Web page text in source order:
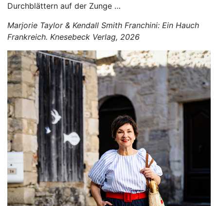
Durchblättern auf der Zunge …
Marjorie Taylor & Kendall Smith Franchini: Ein Hauch
Frankreich. Knesebeck Verlag, 2026